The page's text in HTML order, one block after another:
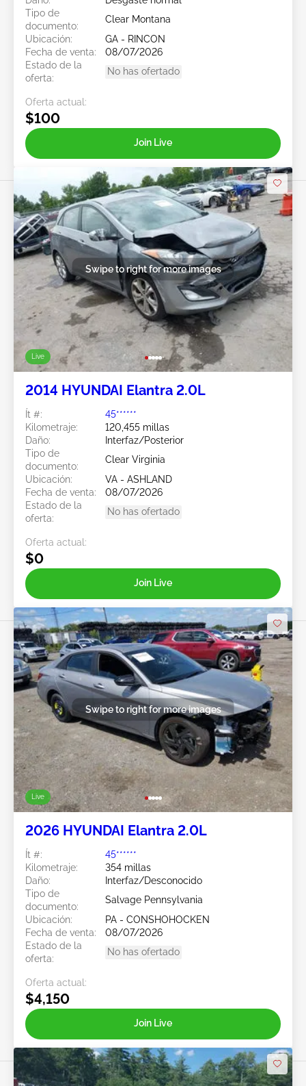
Tipo de
documento:
Clear Montana
Ubicación:
GA - RINCON
Fecha de venta:
08/07/2026
Estado de la
oferta:
No has ofertado
Oferta actual:
$100
Join Live
Live
Swipe to right for more images
2014 HYUNDAI Elantra 2.0L
Ít #:
45******
Kilometraje:
120,455 millas
Daño:
Interfaz/Posterior
Tipo de
documento:
Clear Virginia
Ubicación:
VA - ASHLAND
Fecha de venta:
08/07/2026
Estado de la
oferta:
No has ofertado
Oferta actual:
$0
Join Live
Live
Swipe to right for more images
2026 HYUNDAI Elantra 2.0L
Ít #:
45******
Kilometraje:
354 millas
Daño:
Interfaz/Desconocido
Tipo de
documento:
Salvage Pennsylvania
Ubicación:
PA - CONSHOHOCKEN
Fecha de venta:
08/07/2026
Estado de la
oferta:
No has ofertado
Oferta actual:
$4,150
Join Live